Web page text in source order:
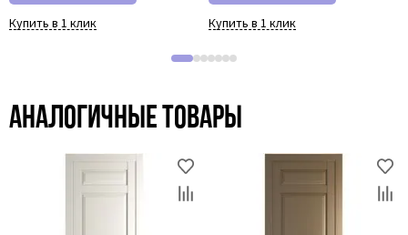
Купить в 1 клик Купить в 1 клик
Аналогичные товары